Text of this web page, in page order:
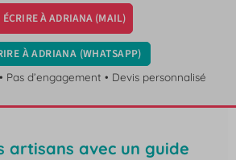
ÉCRIRE À ADRIANA (MAIL)
À ADRIANA (WHATSAPP)
Pas d’engagement • Devis personnalisé
artisans avec un guide